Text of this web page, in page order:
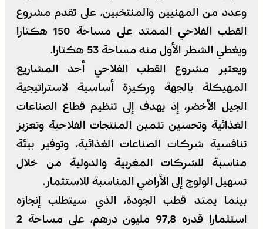
وعدد من المهنيين والمنتخبين، على تقدم مشروع
القطب الفلاحي الممتد على مساحة 150 هكتارا
ويغطي الشطر الأول منه مساحة 53 هكتارا.
ويعتبر مشروع القطب الفلاحي أحد المشاريع
المهيكلة بالجهة وركيزة أساسية لاستراتيجية
الجيل الأخضر، إذ يهدف إلى تنظيم قطاع الصناعات
الغذائية وتحسين تثمين المنتجات الفلاحية وتعزيز
تنافسية شركات الصناعات الغذائية، وتوفير بيئة
مناسبة للشركات المغربية والدولية من خلال
تسهيل الولوج إلى الأراضي المناسبة للاستثمار.
بينما يمتد قطب الجودة، الذي سيتطلب إنجازه
استثمارا قدره 97,8 مليون درهم، على مساحة 2